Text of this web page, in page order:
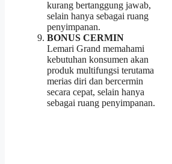
kurang bertanggung jawab,
selain hanya sebagai ruang
penyimpanan.
BONUS CERMIN
Lemari Grand memahami
kebutuhan konsumen akan
produk multifungsi terutama
merias diri dan bercermin
secara cepat, selain hanya
sebagai ruang penyimpanan.